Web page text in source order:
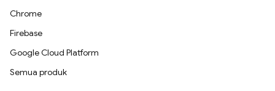
Chrome
Firebase
Google Cloud Platform
Semua produk